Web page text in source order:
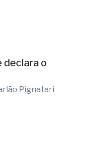
declara o
Pignatari